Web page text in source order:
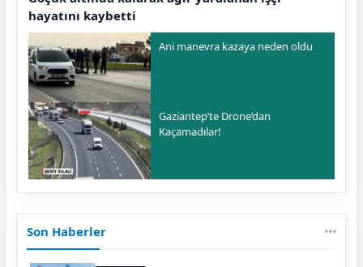
hayatını kaybetti
Ani manevra kazaya neden oldu
Gaziantep’te Drone’dan
Kaçamadılar!
Son Haberler